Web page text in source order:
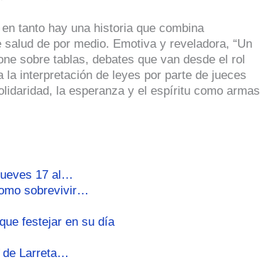
tanto hay una historia que combina
de por medio. Emotiva y reveladora, “Un
sobre tablas, debates que van desde el rol
interpretación de leyes por parte de jueces
la esperanza y el espíritu como armas
17 al…
sobrevivir…
festejar en su día
de Larreta…